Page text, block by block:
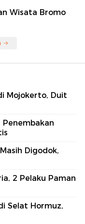
Wisata Bromo
Mojokerto, Duit
Digodok,
2 Pelaku Paman
Selat Hormuz,